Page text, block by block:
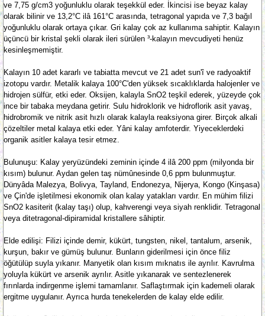
ve 7,75 g/cm3 yoğunluklu olarak teşekkül eder. İkincisi ise beyaz kalay
olarak bilinir ve 13,2°C ilâ 161°C arasında, tetragonal yapıda ve 7,3 bağıl
yoğunluklu olarak ortaya çıkar. Gri kalay çok az kullanıma sahiptir. Kalayın
üçüncü bir kristal şekli olarak ileri sürülen ³-kalayın mevcudiyeti henüz
kesinleşmemiştir.
Kalayın 10 adet kararlı ve tabiatta mevcut ve 21 adet sun'î ve radyoaktif
izotopu vardır. Metalik kalaya 100°C'den yüksek sıcaklıklarda halojenler ve
hidrojen sülfür, etki eder. Oksijen, kalayla SnO2 teşkil ederek, yüzeyde çok
ince bir tabaka meydana getirir. Sulu hidroklorik ve hidroflorik asit yavaş,
hidrobromik ve nitrik asit hızlı olarak kalayla reaksiyona girer. Birçok alkali
çözeltiler metal kalaya etki eder. Yâni kalay amfoterdir. Yiyeceklerdeki
organik asitler kalaya tesir etmez.
Bulunuşu: Kalay yeryüzündeki zeminin içinde 4 ilâ 200 ppm (milyonda bir
kısım) bulunur. Aydan gelen taş nümûnesinde 0,6 ppm bulunmuştur.
Dünyâda Malezya, Bolivya, Tayland, Endonezya, Nijerya, Kongo (Kinşasa)
ve Çin'de işletilmesi ekonomik olan kalay yatakları vardır. En mühim filizi
SnO2 kasiterit (kalay taşı) olup, kahverengi veya siyah renklidir. Tetragonal
veya ditetragonal-dipiramidal kristallere sâhiptir.
Elde edilişi: Filizi içinde demir, kükürt, tungsten, nikel, tantalum, arsenik,
kurşun, bakır ve gümüş bulunur. Bunların giderilmesi için önce filiz
öğütülüp suyla yıkanır. Manyetik olan kısım mıknatıs ile ayrılır. Kavrulma
yoluyla kükürt ve arsenik ayrılır. Asitle yıkanarak ve sentezlenerek
fırınlarda indirgenme işlemi tamamlanır. Saflaştırmak için kademeli olarak
ergitme uygulanır. Ayrıca hurda tenekelerden de kalay elde edilir.